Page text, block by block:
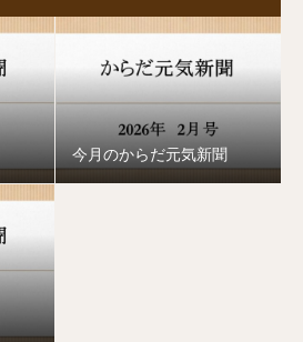
今月のからだ元気新聞